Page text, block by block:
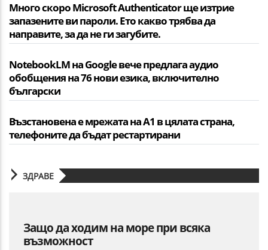
Много скоро Microsoft Authenticator ще изтрие
запазените ви пароли. Ето какво трябва да
направите, за да не ги загубите.
NotebookLM на Google вече предлага аудио
обобщения на 76 нови езика, включително
български
Възстановена е мрежата на А1 в цялата страна,
телефоните да бъдат рестартирани
ЗДРАВЕ
Защо да ходим на море при всяка
възможност